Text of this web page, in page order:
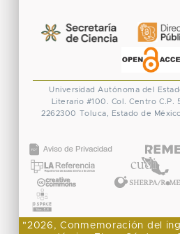
Universidad Autónoma del
Literario #100. Col. Centro C.P.
2262300
Toluca, Estado de
"2026, Conmemoración del